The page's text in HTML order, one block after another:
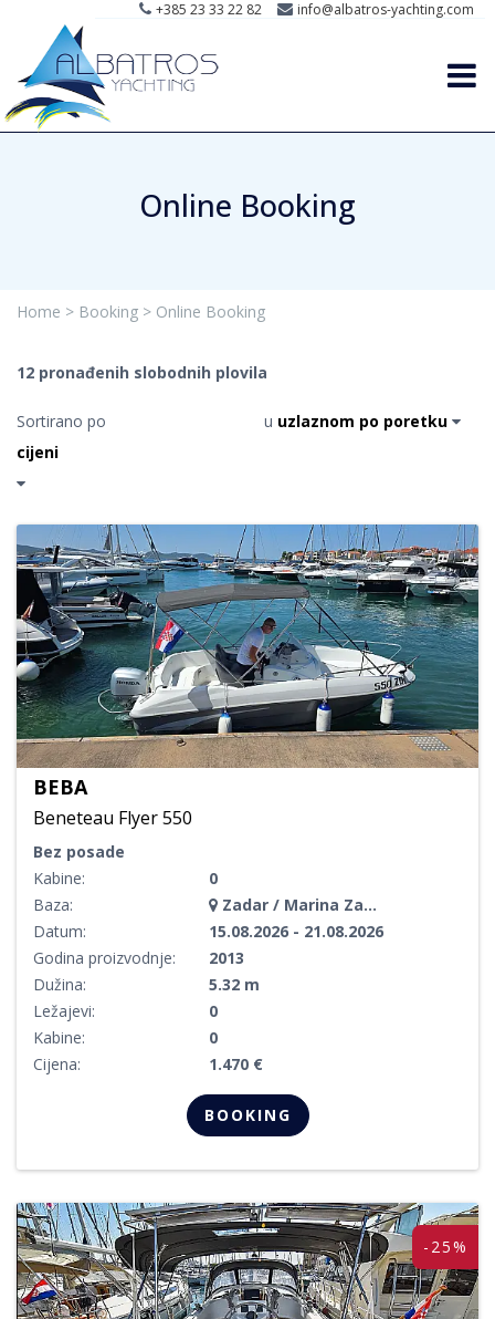
+385 23 33 22 82 info@albatros-yachting.com
Online Booking
Home > Booking > Online Booking
12 pronađenih slobodnih plovila
Prikaži stranicu:
prethodna stranica
Sortirano po u
BEBA
Beneteau Flyer 550
Bez posade
Kabine:
0
Baza:
Zadar / Marina Zadar
Datum:
15.08.2026 - 21.08.2026
Godina proizvodnje:
2013
Dužina:
5.32 m
Ležajevi:
0
Kabine:
0
Cijena:
1.470 €
BOOKING
-25%